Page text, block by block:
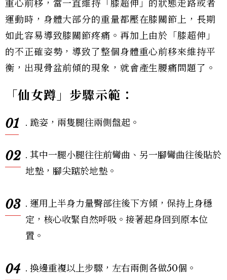
重心前移，當一直維持「膝超伸」的狀態走路或者
運動時，身體大部分的重量都壓在膝關節上，長期
如此容易導致膝關節疼痛。再加上由於「膝超伸」
的不正確姿勢，導致了整個身體重心前移來維持平
衡，出現骨盆前傾的現象，就會產生腰痛問題了。
「仙女蹲」步驟示範：
01
. 跪姿，兩隻腿往兩側盤起。
02 . 其中一腿小腿往往前彎曲、另一腳彎曲往後貼於
地墊，腳尖踮於地墊。
03 . 運用上半身力量臀部往後下方傾，保持上身穩
定，核心收緊自然呼吸。接著起身回到原本位
置。
04 . 換邊重複以上步驟，左右兩側各做50個。